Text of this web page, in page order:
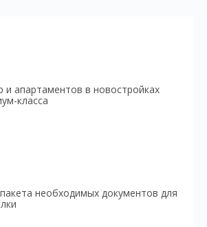
и апартаментов в новостройках
класса
необходимых документов для